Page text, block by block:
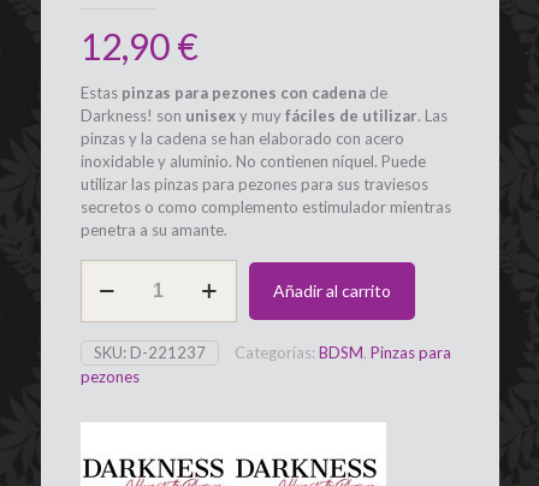
12,90€
Estas pinzas para pezones con cadenade
Darkness! son unisexy muyfáciles de utilizar. Las
pinzas y la cadena se han elaborado con acero
inoxidable y aluminio. No contienen níquel. Puede
utilizar las pinzas para pezones para sus traviesos
secretos o como complemento estimulador mientras
penetra a su amante.
para
con
cadena
cantidad
Añadir al carrito
SKU: D-221237 Categorías: BDSM, Pinzas para
pezones